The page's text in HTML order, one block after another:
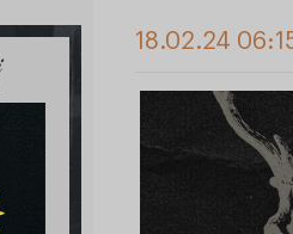
18.02.24